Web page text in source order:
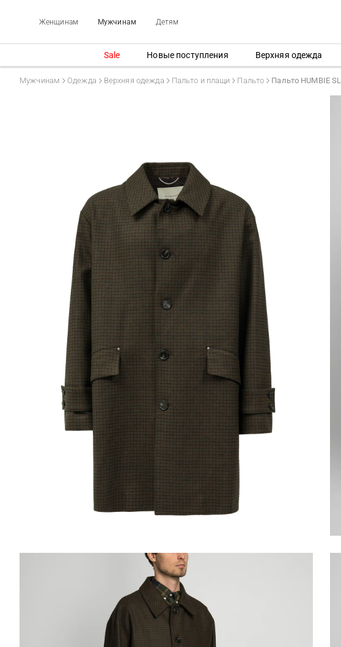
Женщинам Мужчинам Детям
Sale Новые поступления Верхняя одежда
Мужчинам Одежда Верхняя одежда Пальто и плащи Пальто Пальто HUMBIE